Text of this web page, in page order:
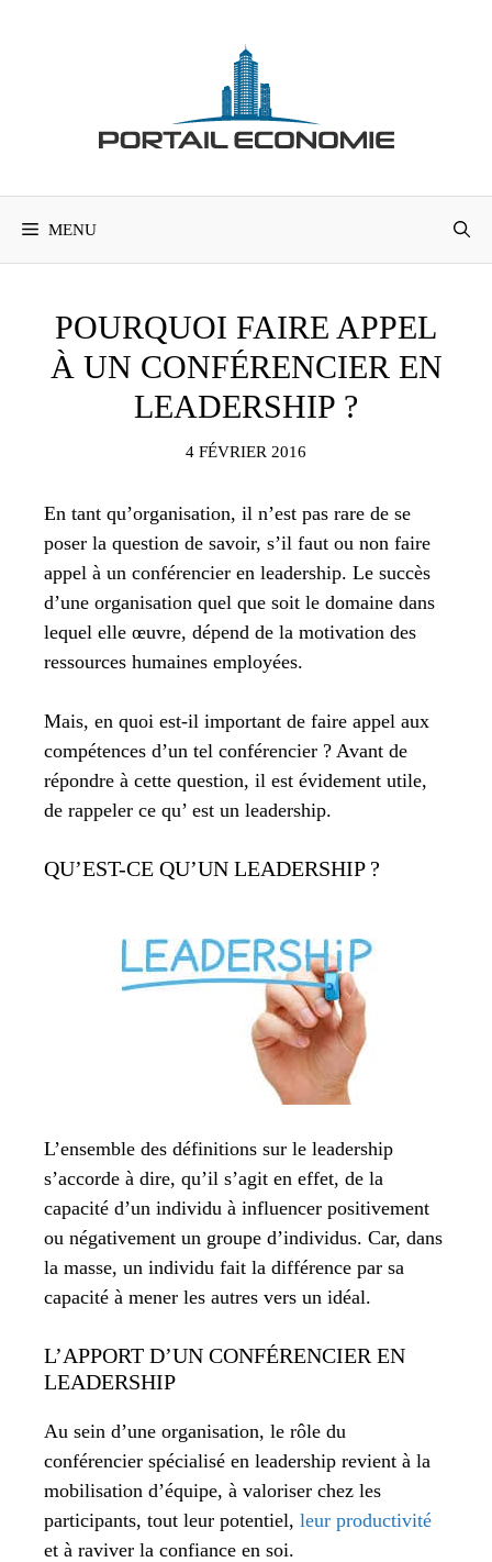
MENU
POURQUOI FAIRE APPEL
À UN CONFÉRENCIER EN
LEADERSHIP ?
4 FÉVRIER 2016
En tant qu’organisation, il n’est pas rare de se
poser la question de savoir, s’il faut ou non faire
appel à un conférencier en leadership. Le succès
d’une organisation quel que soit le domaine dans
lequel elle œuvre, dépend de la motivation des
ressources humaines employées.
Mais, en quoi est-il important de faire appel aux
compétences d’un tel conférencier ? Avant de
répondre à cette question, il est évidement utile,
de rappeler ce qu’ est un leadership.
QU’EST-CE QU’UN LEADERSHIP ?
L’ensemble des définitions sur le leadership
s’accorde à dire, qu’il s’agit en effet, de la
capacité d’un individu à influencer positivement
ou négativement un groupe d’individus. Car, dans
la masse, un individu fait la différence par sa
capacité à mener les autres vers un idéal.
L’APPORT D’UN CONFÉRENCIER EN
LEADERSHIP
Au sein d’une organisation, le rôle du
conférencier spécialisé en leadership revient à la
mobilisation d’équipe, à valoriser chez les
participants, tout leur potentiel, leur productivité
et à raviver la confiance en soi.